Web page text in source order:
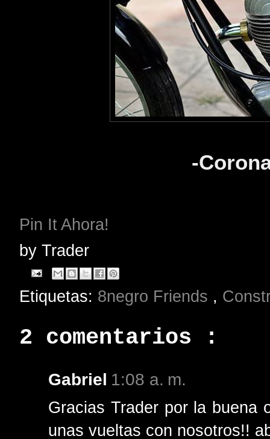
-
Pin It Ahora!
by Trader
Etiquetas: 8negro Friends ,
2 comentarios :
Gabriel 1:08 a. m.
Gracias Trader por la buena
unas vueltas con nosotros!!